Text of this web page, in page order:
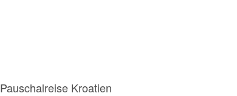
Pauschalreise Kroatien